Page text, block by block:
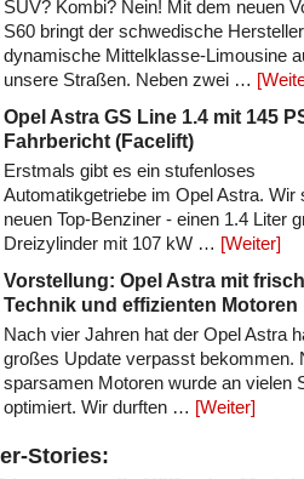
SUV? Kombi? Nein! Mit dem neuen
S60 bringt der schwedische
dynamische Mittelklasse-Limousine
unsere Straßen. Neben zwei …
Opel Astra GS Line 1.4 mit 145
Fahrbericht (Facelift)
Erstmals gibt es ein stufenloses
Automatikgetriebe im Opel Astra. Wir
neuen Top-Benziner - einen 1.4 Liter
Dreizylinder mit 107 kW … [Weiter]
Vorstellung: Opel Astra mit
Technik und effizienten Motoren
Nach vier Jahren hat der Opel Astra
großes Update verpasst bekommen.
sparsamen Motoren wurde an vielen
optimiert. Wir durften … [Weiter]
Stories: